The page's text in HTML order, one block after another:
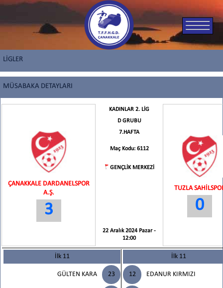
LİGLER
MÜSABAKA DETAYLARI
ÇANAKKALE DARDANELSPOR
A.Ş.
3
KADINLAR 2. LİG
D GRUBU
7.HAFTA
Maç Kodu: 6112
GENÇLİK MERKEZİ
22 Aralık 2024 Pazar -
12:00
TUZLA
0
İlk 11
23
GÜLTEN KARA
İlk 11
12 EDANUR KIRMIZI